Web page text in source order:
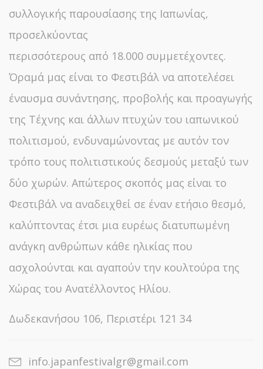
συλλογικής παρουσίασης της Ιαπωνίας,
προσελκύοντας
περισσότερους από 18.000 συμμετέχοντες.
Όραμά μας είναι το Φεστιβάλ να αποτελέσει
έναυσμα συνάντησης, προβολής και προαγωγής
της Τέχνης και άλλων πτυχών του ιαπωνικού
πολιτισμού, ενδυναμώνοντας με αυτόν τον
τρόπο τους πολιτιστικούς δεσμούς μεταξύ των
δύο χωρών. Απώτερος σκοπός μας είναι το
Φεστιβάλ να αναδειχθεί σε έναν ετήσιο θεσμό,
καλύπτοντας έτσι μια ευρέως διατυπωμένη
ανάγκη ανθρώπων κάθε ηλικίας που
ασχολούνται και αγαπούν την κουλτούρα της
Χώρας του Ανατέλλοντος Ηλίου.
Δωδεκανήσου 106, Περιστέρι 121 34
info.japanfestivalgr@gmail.com